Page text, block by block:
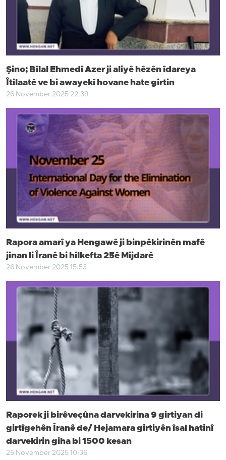
Şino; Bîlal Ehmedî Azer ji aliyê hêzên îdareya
Îtilaatê ve bi awayekî hovane hate girtin
26 November 2025 22:39
Rapora amarî ya Hengawê ji binpêkirinên mafê
jinan li Îranê bi hilkefta 25ê Mijdarê
26 November 2025 15:53
Raporek ji birêveçûna darvekirina 9 girtiyan di
girtîgehên Îranê de/ Hejamara girtiyên îsal hatinî
darvekirin giha bi 1500 kesan
25 November 2025 10:36